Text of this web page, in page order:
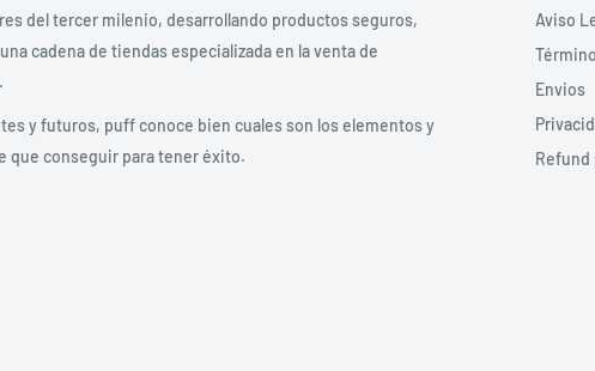
del tercer milenio, desarrollando productos seguros,
cadena de tiendas especializada en la venta de
y futuros, puff conoce bien cuales son los elementos y
que conseguir para tener éxito.
Aviso
Envios
Refund